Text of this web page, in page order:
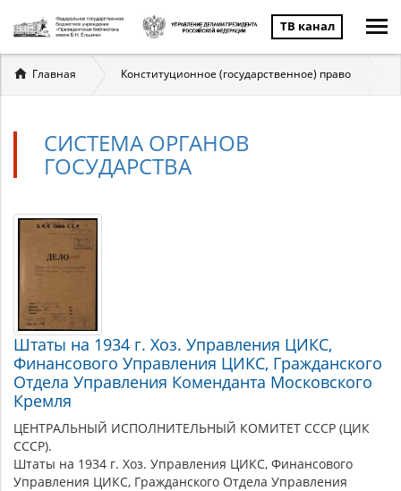
ТВ канал
Вы
здесь
Главная Конституционное (государственное) право
СИСТЕМА ОРГАНОВ
ГОСУДАРСТВА
Система
органов
государства
Материалы
теме
Штаты на 1934 г. Хоз. Управления ЦИКС,
Финансового Управления ЦИКС, Гражданского
Отдела Управления Коменданта Московского
Кремля
ЦЕНТРАЛЬНЫЙ ИСПОЛНИТЕЛЬНЫЙ КОМИТЕТ СССР (ЦИК
СССР).
Штаты на 1934 г. Хоз. Управления ЦИКС, Финансового
Управления ЦИКС, Гражданского Отдела Управления